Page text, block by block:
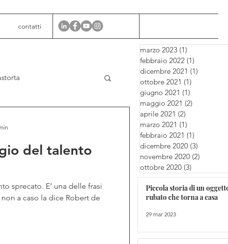
contatti
del talento
sprecato. E’ una delle frasi
a caso la dice Robert de
marzo 2023 (1)
febbraio 2022 (1)
dicembre 2021 (1)
ottobre 2021 (1)
giugno 2021 (1)
maggio 2021 (2)
aprile 2021 (2)
marzo 2021 (1)
febbraio 2021 (1)
dicembre 2020 (3)
novembre 2020 (2)
ottobre 2020 (3)
Piccola storia di un
rubato che torna a casa
29 mar 2023